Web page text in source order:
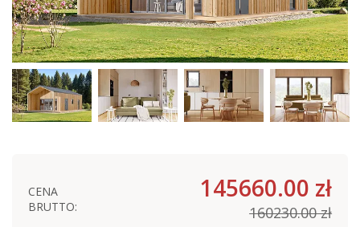
CENA
BRUTTO:
145660.00 zł
160230.00 zł